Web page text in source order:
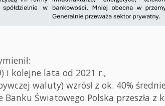
i kolejne lata od 2021 r.,
waluty) wzrósł z ok. 40%
Światowego Polska przeszła z